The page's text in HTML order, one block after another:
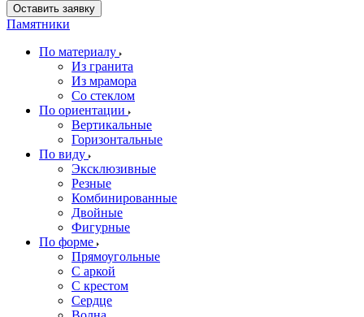
Оставить заявку
Памятники
По материалу
Из гранита
Из мрамора
Со стеклом
По ориентации
Вертикальные
Горизонтальные
По виду
Эксклюзивные
Резные
Комбинированные
Двойные
Фигурные
По форме
Прямоугольные
С аркой
С крестом
Сердце